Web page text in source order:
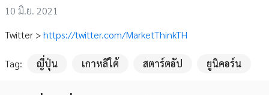
10 มิ.ย. 2021
Twitter >https://twitter.com/MarketThinkTH
Tag: ญี่ปุ่น เกาหลีใต้ สตาร์ตอัป ยูนิคอร์น